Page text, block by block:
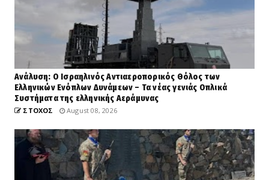
Ανάλυση: Ο Ισραηλινός Αντιαεροπορικός Θόλος των
Ελληνικών Ενόπλων Δυνάμεων – Τα νέας γενιάς Οπλικά
Συστήματα της ελληνικής Αεράμυνας
ΣΤΟΧΟΣ August 08, 2026